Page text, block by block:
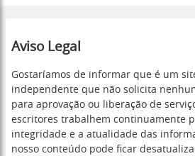
Aviso Legal
Gostaríamos de informar que é um
independente que não solicita
para aprovação ou liberação de
escritores trabalhem continuamente
integridade e a atualidade das
nosso conteúdo pode ficar